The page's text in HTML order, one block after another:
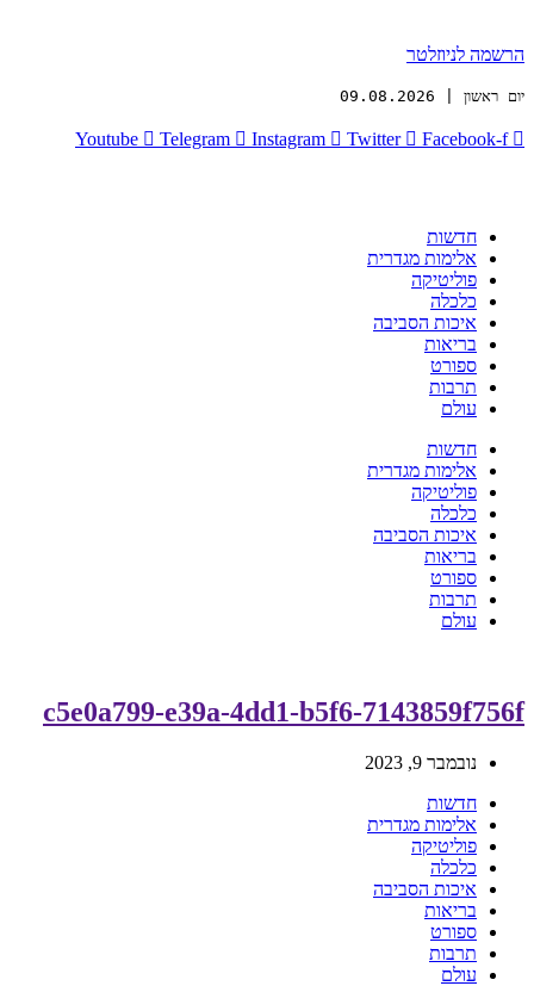
הרשמה לניוזלטר
יום ראשון | 09.08.2026
Youtube Telegram Instagram Twitter Facebook-f
חדשות
אלימות מגדרית
פוליטיקה
כלכלה
איכות הסביבה
בריאות
ספורט
תרבות
עולם
חדשות
אלימות מגדרית
פוליטיקה
כלכלה
איכות הסביבה
בריאות
ספורט
תרבות
עולם
c5e0a799-e39a-4dd1-b5f6-7143859f756f
נובמבר 9, 2023
חדשות
אלימות מגדרית
פוליטיקה
כלכלה
איכות הסביבה
בריאות
ספורט
תרבות
עולם